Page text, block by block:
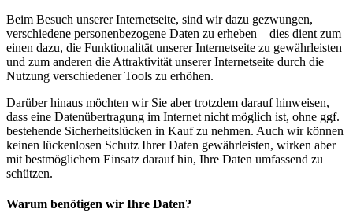
Beim Besuch unserer Internetseite, sind wir dazu gezwungen,
verschiedene personenbezogene Daten zu erheben – dies dient zum
einen dazu, die Funktionalität unserer Internetseite zu gewährleisten
und zum anderen die Attraktivität unserer Internetseite durch die
Nutzung verschiedener Tools zu erhöhen.
Darüber hinaus möchten wir Sie aber trotzdem darauf hinweisen,
dass eine Datenübertragung im Internet nicht möglich ist, ohne ggf.
bestehende Sicherheitslücken in Kauf zu nehmen. Auch wir können
keinen lückenlosen Schutz Ihrer Daten gewährleisten, wirken aber
mit bestmöglichem Einsatz darauf hin, Ihre Daten umfassend zu
schützen.
Warum benötigen wir Ihre Daten?